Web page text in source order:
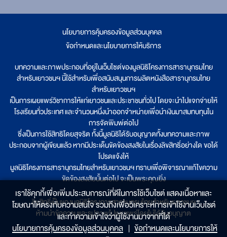
นโยบายการคุ้มครองข้อมูลส่วนบุคคล
ข้อกำหนดและนโยบายการให้บริการ
บทความและภาพประกอบที่อยู่ในเว็บไซต์ของมูลนิธิโครงการสารานุกรมไทย
สำหรับเยาวชนฯ นี้ใช้สำหรับเพื่อสนับสนุนการผลิตหนังสือสารานุกรมไทย
สำหรับเยาวชนฯ
เป็นการเผยแพร่วิชาการให้แก่เยาวชนและประชาชนทั่วไป โดยจะนำไปแจกจ่ายให้
โรงเรียนทั่วประเทศ และจำนวนหนึ่งนำออกจำหน่ายเพื่อนำเงินมาสมทบทุนใน
การจัดพิมพ์ต่อไป
ซึ่งเป็นการใช้สิทธิโดยสุจริต ทั้งนี้มูลนิธิได้รับอนุญาตทั้งบทความและภาพ
ประกอบจากผู้เขียนแล้ว หากมีประเด็นขัดข้องสงสัยในเรื่องลิขสิทธิ์อย่างใด ขอได้
โปรดแจ้งให้
มูลนิธิโครงการสารานุกรมไทยสำหรับเยาวชนฯ ทราบเพื่อพิจารณาแก้ไขความ
ขัดข้องสงสัยนั้นต่อไป จะเป็นพระคุณยิ่ง
ลิขสิทธิ์เป็นของมูลนิธิโครงการสารานุกรมไทยสำหรับเยาวชนฯ
ห้ามนำข้อความและรูปภาพไปเผยแพร่โดยไม่ได้รับอนุญาต
เราใช้คุกกี้เพื่อเพิ่มประสบการณ์ที่ดีในการใช้เว็บไซต์ แสดงเนื้อหาและ
โฆษณาให้ตรงกับความสนใจ รวมถึงเพื่อวิเคราะห์การเข้าใช้งานเว็บไซต์
และทำความเข้าใจว่าผู้ใช้งานมาจากที่ใด๋
นโยบายการคุ้มครองข้อมูลส่วนบุคคล | ข้อกำหนดและนโยบายการให้